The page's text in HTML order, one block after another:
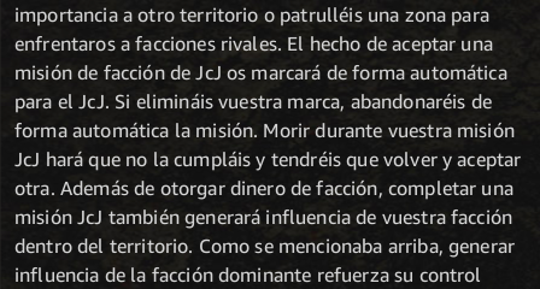
importancia a otro territorio o patrulléis una zona para
enfrentaros a facciones rivales. El hecho de aceptar una
misión de facción de JcJ os marcará de forma automática
para el JcJ. Si elimináis vuestra marca, abandonaréis de
forma automática la misión. Morir durante vuestra misión
JcJ hará que no la cumpláis y tendréis que volver y aceptar
otra. Además de otorgar dinero de facción, completar una
misión JcJ también generará influencia de vuestra facción
dentro del territorio. Como se mencionaba arriba, generar
influencia de la facción dominante refuerza su control